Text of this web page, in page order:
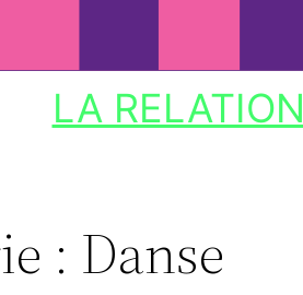
LA RELATION
: Danse